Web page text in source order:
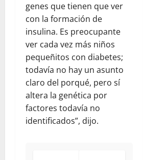
genes que tienen que ver
con la formación de
insulina. Es preocupante
ver cada vez más niños
pequeñitos con diabetes;
todavía no hay un asunto
claro del porqué, pero sí
altera la genética por
factores todavía no
identificados”, dijo.